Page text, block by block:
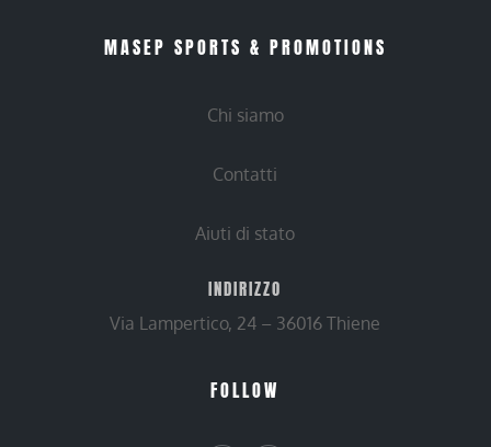
MASEP SPORTS & PROMOTIONS
Chi siamo
Contatti
Aiuti di stato
INDIRIZZO
Via Lampertico, 24 – 36016 Thiene
FOLLOW